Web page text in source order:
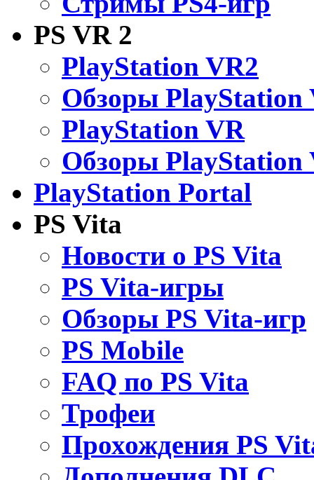
PS VR 2
PlayStation VR2
Обзоры PlayStation
PlayStation VR
Обзоры PlayStation
PlayStation Portal
PS Vita
Новости о PS Vita
PS Vita-игры
Обзоры PS Vita-игр
PS Mobile
FAQ по PS Vita
Трофеи
Прохождения PS